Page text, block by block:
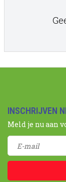
INSCHRIJVEN
Meld je nu aan